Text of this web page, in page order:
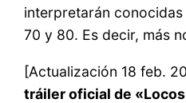
interpretarán
70 y 80. Es decir, más
[Actualización 18 feb.
tráiler oficial de